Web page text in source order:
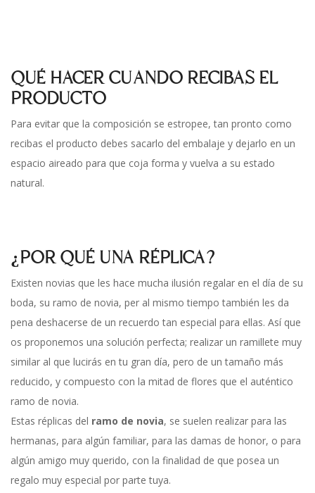
QUÉ HACER CUANDO RECIBAS EL
PRODUCTO
Para evitar que la composición se estropee, tan pronto como
recibas el producto debes sacarlo del embalaje y dejarlo en un
espacio aireado para que coja forma y vuelva a su estado
natural.
¿POR QUÉ UNA RÉPLICA?
Existen novias que les hace mucha ilusión regalar en el día de su
boda, su ramo de novia, per al mismo tiempo también les da
pena deshacerse de un recuerdo tan especial para ellas. Así que
os proponemos una solución perfecta; realizar un ramillete muy
similar al que lucirás en tu gran día, pero de un tamaño más
reducido, y compuesto con la mitad de flores que el auténtico
ramo de novia.
Estas réplicas del ramo de novia, se suelen realizar para las
hermanas, para algún familiar, para las damas de honor, o para
algún amigo muy querido, con la finalidad de que posea un
regalo muy especial por parte tuya.